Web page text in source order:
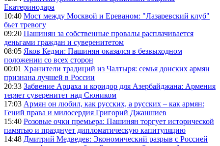
Екатеринодара
10:40 Мост между Москвой и Ереваном: "Лазаревский клуб"
бьет тревогу
09:20 Пашинян за собственные провалы расплачивается
деньгами граждан и суверенитетом
08:05 Яков Кедми: Пашинян оказался в безвыходном
положении со всех сторон
00:01 Хранители традиций из Чалтыря: семья донских армян
признана лучшей в России
20:33 Забвение Арцаха и коридор для Азербайджана: Армения
теряет суверенитет над Сюником
17:03 Армян он любил, как русских, а русских – как армян:
Гений права и милосердия Григорий Джаншиев
15:40 Розовые очки премьера: Пашинян торгует исторической
памятью и празднует дипломатическую капитуляцию
14:48 Дмитрий Медведев: Экономический разрыв с Россией